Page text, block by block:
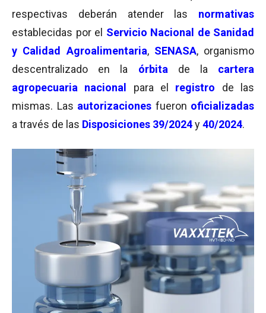
respectivas deberán atender las normativas
establecidas por el Servicio Nacional de Sanidad
y Calidad Agroalimentaria, SENASA, organismo
descentralizado en la órbita de la cartera
agropecuaria nacional
para el registro
de las
mismas. Las autorizaciones fueron oficializadas
a través de las Disposiciones 39/2024y40/2024.